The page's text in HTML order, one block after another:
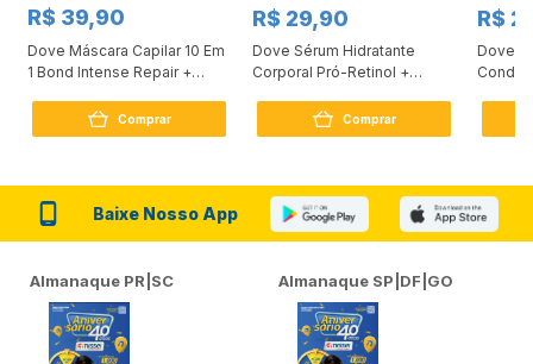
R$ 39,90
Dove Máscara Capilar 10 Em
1 Bond Intense Repair +
Comprar
R$ 29,90
Dove Sérum Hidratante
Corporal Pró-Retinol +
Comprar
R$
Dove
Baixe Nosso App
Almanaque PR|SC Almanaque SP|DF|GO